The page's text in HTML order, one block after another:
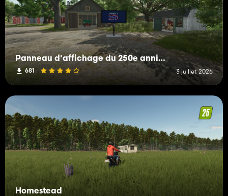
Panneau d'affichage du 250e anniversaire de l'Amérique
681 3 juillet 2026
Homestead